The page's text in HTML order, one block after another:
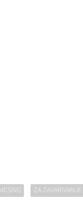
ZA ZAVARIVANJE